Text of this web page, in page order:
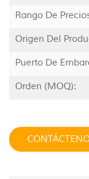
Rango De
Origen Del
Puerto De
Orden (MOQ):